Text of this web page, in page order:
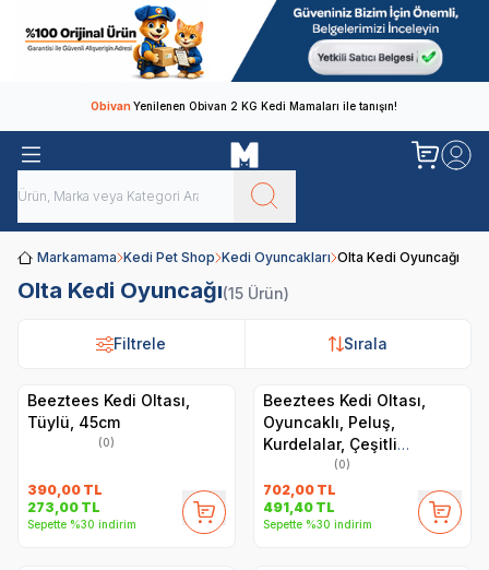
ObivanYenilenen Obivan 2 KG Kedi Mamaları ile tanışın!
Markamama Kedi Pet Shop Kedi Oyuncakları Olta Kedi Oyuncağı
Olta Kedi Oyuncağı(15 Ürün)
Filtrele Sırala
Filtrele Sırala
Beeztees Kedi Oltası,
Tüylü, 45cm
(0)
390,00 TL
273,00 TL
Sepette %30 indirim
Beeztees Kedi Oltası,
Oyuncaklı, Peluş,
Kurdelalar, Çeşitli
Renklerde, 40cm
(0)
702,00 TL
491,40 TL
Sepette %30 indirim